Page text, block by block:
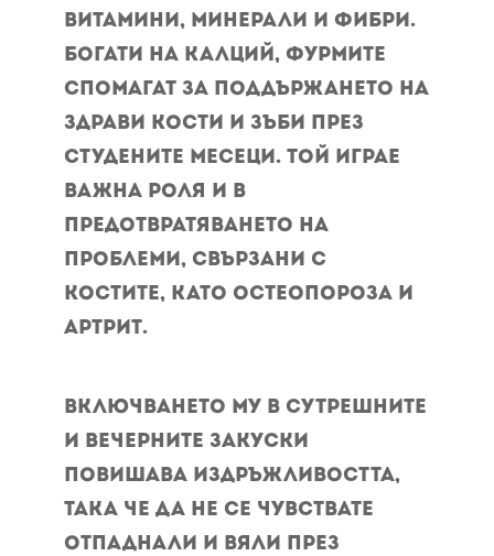
витамини, минерали и фибри.
Богати на калций, фурмите
спомагат за поддържането на
здрави кости и зъби през
студените месеци. Той играе
важна роля и в
предотвратяването на
проблеми, свързани с
костите, като остеопороза и
артрит.
Включването му в сутрешните
и вечерните закуски
повишава издръжливостта,
така че да не се чувствате
отпаднали и вяли през